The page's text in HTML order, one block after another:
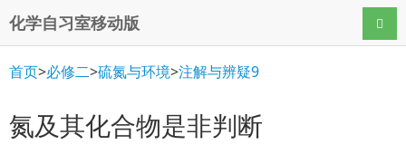
化学自习室移动版 导航
首页>必修二>硫氮与环境>注解与辨疑9
氮及其化合物是非判断